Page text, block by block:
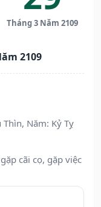
Tháng 3 Năm 2109
2109
Năm: Kỷ Tỵ
cãi cọ, gặp việc